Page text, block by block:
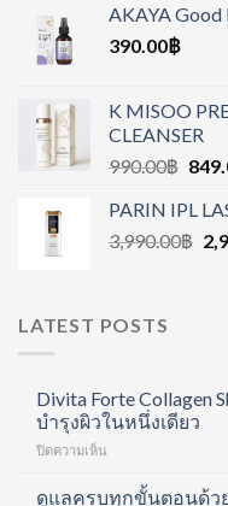
AKAYA Good
390.00฿
K MISOO
CLEANSER
990.00฿
PARIN IPL
3,990.00฿
LATEST POSTS
Divita Forte
บำรุงผิวในหนึ่งเดียว
ปิดความเห็น
ดูแลครบทุกขั้นตอนด้วย